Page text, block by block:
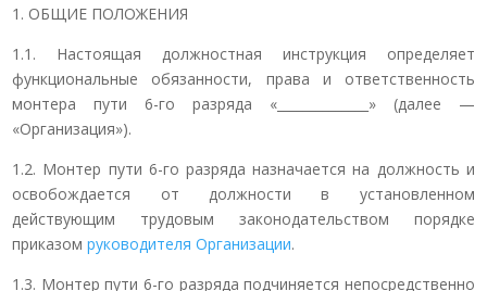
1. ОБЩИЕ ПОЛОЖЕНИЯ
1.1. Настоящая должностная инструкция определяет
функциональные обязанности, права и ответственность
монтера пути 6-го разряда «______________» (далее —
«Организация»).
1.2. Монтер пути 6-го разряда назначается на должность и
освобождается от должности в установленном
действующим трудовым законодательством порядке
приказомруководителя Организации.
1.3. Монтер пути 6-го разряда подчиняется непосредственно